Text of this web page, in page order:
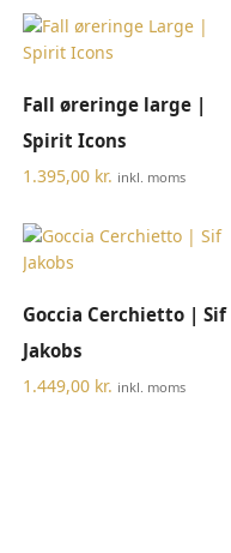
Fall øreringe large |
Spirit Icons
1.395,00 kr. inkl. moms
Goccia Cerchietto | Sif
Jakobs
1.449,00 kr. inkl. moms